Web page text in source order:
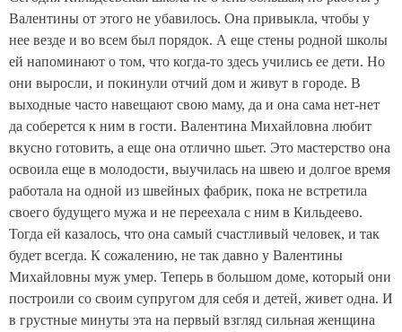
Валентины от этого не убавилось. Она привыкла, чтобы у
нее везде и во всем был порядок. А еще стены родной школы
ей напоминают о том, что когда-то здесь учились ее дети. Но
они выросли, и покинули отчий дом и живут в городе. В
выходные часто навещают свою маму, да и она сама нет-нет
да соберется к ним в гости. Валентина Михайловна любит
вкусно готовить, а еще она отлично шьет. Это мастерство она
освоила еще в молодости, выучилась на швею и долгое время
работала на одной из швейных фабрик, пока не встретила
своего будущего мужа и не переехала с ним в Кильдеево.
Тогда ей казалось, что она самый счастливый человек, и так
будет всегда. К сожалению, не так давно у Валентины
Михайловны муж умер. Теперь в большом доме, который они
построили со своим супругом для себя и детей, живет одна. И
в грустные минуты эта на первый взгляд сильная женщина